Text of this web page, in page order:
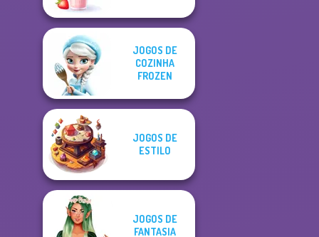
JOGOS DE
COZINHA
FROZEN
JOGOS DE
ESTILO
JOGOS DE
FANTASIA